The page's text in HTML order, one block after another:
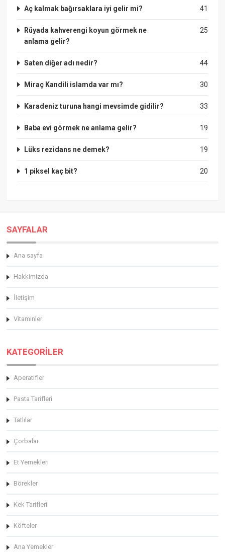
41
Aç kalmak bağırsaklara iyi gelir mi?
25
Rüyada kahverengi koyun görmek ne
anlama gelir?
44
Saten diğer adı nedir?
30
Miraç Kandili islamda var mı?
33
Karadeniz turuna hangi mevsimde gidilir?
19
Baba evi görmek ne anlama gelir?
19
Lüks rezidans ne demek?
20
1 piksel kaç bit?
SAYFALAR
Ana sayfa
Hakkimizda
İletişim
Vitaminler
KATEGORİLER
Aperatifler
Pasta Tarifleri
Tatlılar
Çorbalar
Et Yemekleri
Börekler
Kek Tarifleri
Köfteler
Ana Yemekler